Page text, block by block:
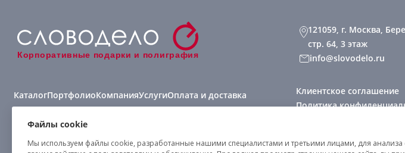
Корпоративные подарки и полиграфия
КаталогПортфолиоКомпанияУслугиОплата и доставка
Виды нанесения
121059, г. Москва,
стр. 64, 3 этаж
info@slovodelo.ru
Клиентское соглашение
Политика
Файлы cookie
Мы используем файлы cookie, разработанные нашими специалистами и третьими лицами, для анализа